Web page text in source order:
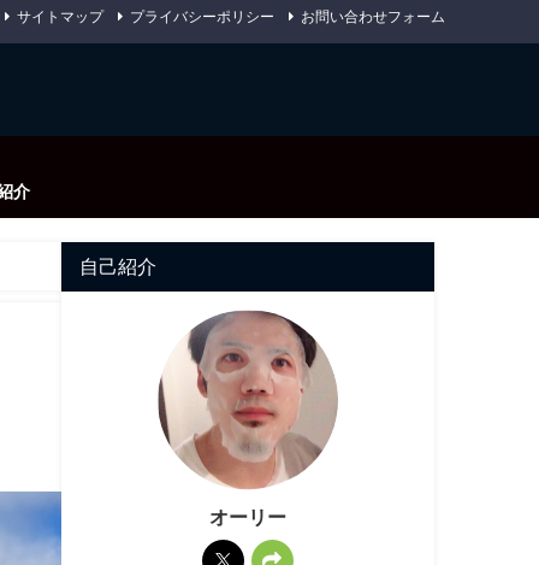
サイトマップ プライバシーポリシー お問い合わせフォーム
介
自己紹介
オーリー